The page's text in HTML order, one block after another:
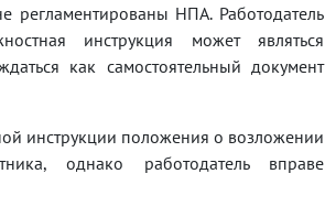
регламентированы НПА. Работодатель
инструкция может являться
как самостоятельный документ
инструкции положения о возложении
однако работодатель вправе